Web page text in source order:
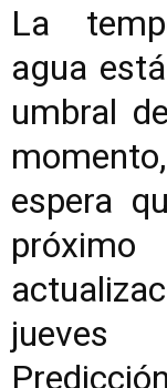
La
agua
umbral
espera